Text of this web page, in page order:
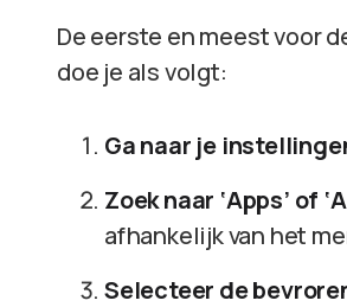
De eerste en meest voor
doe je als volgt:
Ga naar je
Zoek naar ‘Apps’ of
afhankelijk van het
Selecteer de